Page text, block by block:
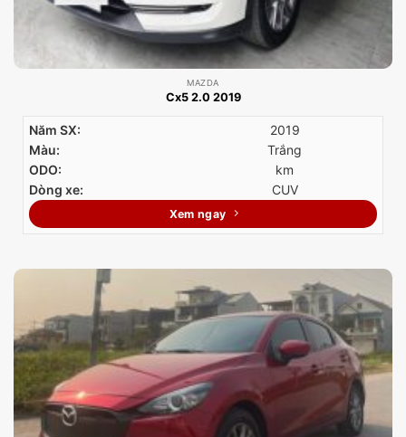
MAZDA
Cx5 2.0 2019
Năm SX:
2019
Màu:
Trắng
ODO:
km
Dòng xe:
CUV
Xem ngay